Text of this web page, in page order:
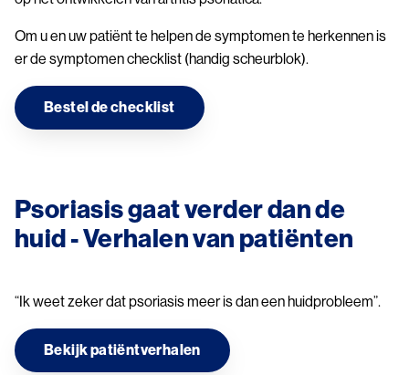
Om u en uw patiënt te helpen de symptomen te herkennen is
er de symptomen checklist (handig scheurblok).
Bestel de checklist
Psoriasis gaat verder dan de
huid - Verhalen van patiënten
“Ik weet zeker dat psoriasis meer is dan een huidprobleem”.
Bekijk patiëntverhalen